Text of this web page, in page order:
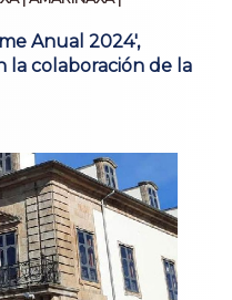
Anual 2024',
la colaboración de la